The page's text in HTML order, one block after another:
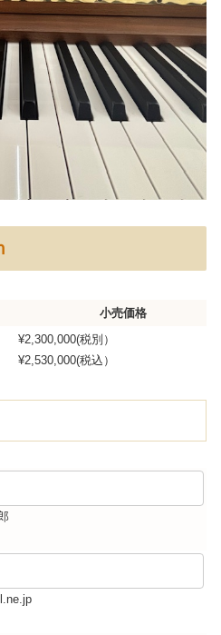
小売価格
¥2,300,000(税別）
¥2,530,000(税込）